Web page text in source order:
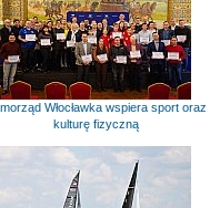
Włocławka wspiera sport oraz
kulturę fizyczną